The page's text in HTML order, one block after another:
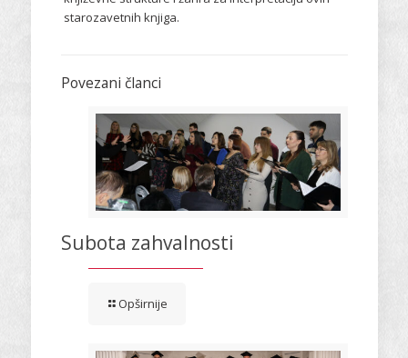
starozavetnih knjiga.
Povezani članci
Subota zahvalnosti
Opširnije